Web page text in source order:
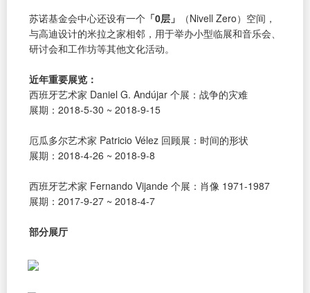
苏诺基金会中心还设有一个 「0层」
（Nivell Zero）空间，
与高迪设计的米拉之家相邻，用于举办小型临展和音乐会、
研讨会和工作坊等其他文化活动。
近年重要展览：
西班牙艺术家 Daniel G. Andújar 个展：战争的灾难
展期：2018-5-30 ~ 2018-9-15
厄瓜多尔艺术家 Patricio Vélez 回顾展：时间的形状
展期：2018-4-26 ~ 2018-9-8
西班牙艺术家 Fernando Vijande 个展：肖像 1971-1987
展期：2017-9-27 ~ 2018-4-7
部分展厅